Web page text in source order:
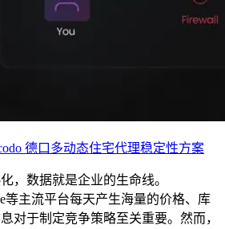
德口多动态住宅代理稳定性方案
，数据就是企业的生命线。
等主流平台每天产生海量的价格、库
对于制定竞争策略至关重要。然而，